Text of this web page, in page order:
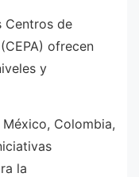
Centros de
ofrecen
y
Colombia,
la